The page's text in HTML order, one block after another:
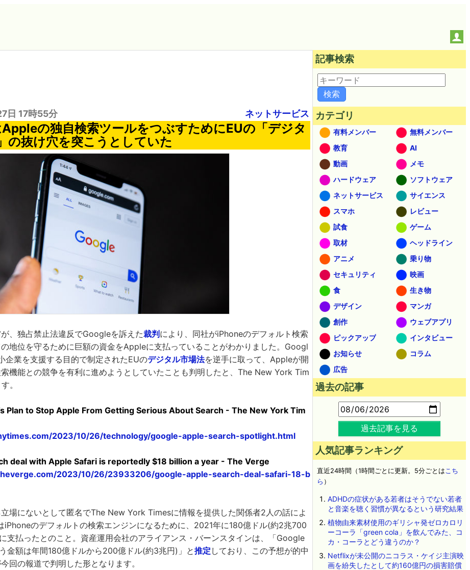
日 17時55分 ネットサービス
の独自検索ツールをつぶすためにEUの「デジタ
の抜け穴を突こうとしていた
、独占禁止法違反でGoogleを訴えた裁判により、同社がiPhoneのデフォルト検索
地位を守るために巨額の資金をAppleに支払っていることがわかりました。Googl
企業を支援する目的で制定されたEUのデジタル市場法を逆手に取って、Appleが開
機能との競争を有利に進めようとしていたことも判明したと、The New York Tim
。
Plan to Stop Apple From Getting Serious About Search - The New York Tim
2023/10/26/technology/google-apple-search-spotlight.html
deal with Apple Safari is reportedly $18 billion a year - The Verge
2023/10/26/23933206/google-apple-search-deal-safari-18-b
場にないとして匿名でThe New York Timesに情報を提供した関係者2人の話によ
iPhoneのデフォルトの検索エンジンになるために、2021年に180億ドル(約2兆700
支払ったとのこと。資産運用会社のアライアンス・バーンスタインは、「Google
金額は年間180億ドルから200億ドル(約3兆円)」と推定 しており、この予想が的中
回の報道で判明した形となります。
記事検索
カテゴリ
有料メンバー
無料メンバー
教育
AI
動画
メモ
ハードウェア
ソフトウェア
ネットサービス
サイエンス
スマホ
レビュー
試食
ゲーム
取材
ヘッドライン
アニメ
乗り物
セキュリティ
映画
食
生き物
デザイン
マンガ
創作
ウェブアプリ
ピックアップ
インタビュー
お知らせ
コラム
広告
過去の記事
過去記事を見る
人気記事ランキング
直近24時間（1時間ごとに更新。5分ごとはこち
ら ）
ADHDの症状がある若者はそうでない若者
と音楽を聴く習慣が異なるという研究結果
植物由来素材使用のギリシャ発ゼロカロリ
ーコーラ「green cola」を飲んでみた、コ
カ・コーラとどう違うのか？
Netflixが未公開のニコラス・ケイジ主演映
画を紛失したとして約160億円の損害賠償